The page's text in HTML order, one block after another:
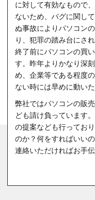
に対して有効なもので
ないため、バグに関し
ぬ事故によりパソコン
り、犯罪の踏み台にさ
終了前にパソコンの買
す。昨年よりかなり深
め、企業等である程度
ない時には早めに動い
弊社ではパソコンの販
ども請け負っています
の提案なども行ってお
のか？何をすればいい
連絡いただければお手